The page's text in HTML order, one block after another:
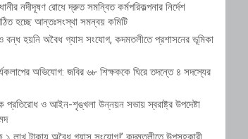
নদীদূষণ রোধে দ্রুত সমন্বিত কর্মপরিকল্পনার নির্দেশ
হচ্ছে আন্তঃসংস্থা সমন্বয় কমিটি
বন্ধ হয়নি অবৈধ গ্যাস সংযোগ, কদমতলীতে প্রশাসনের ভূমিকা
অভিযোগ: জবির ৬৮ শিক্ষককে ঘিরে তদন্তে ৪ সদস্যের
প্রতিরোধ ও আইন-শৃঙ্খলা উন্নয়ন সভায় স্বরাষ্ট্র উপদেষ্টা